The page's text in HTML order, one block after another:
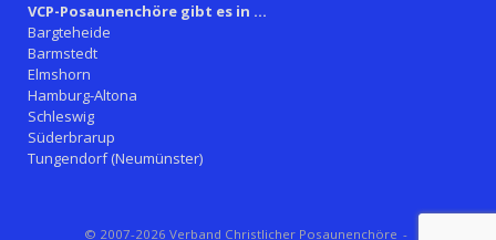
VCP-Posaunenchöre gibt es in ...
Bargteheide
Barmstedt
Elmshorn
Hamburg-Altona
Schleswig
Süderbrarup
Tungendorf (Neumünster)
© 2007-2026 Verband Christlicher Posaunenchöre